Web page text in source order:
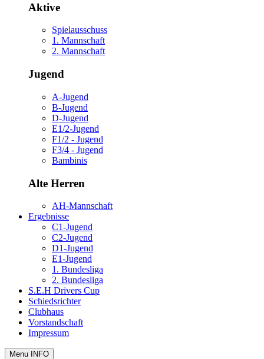
Aktive
Spielausschuss
1. Mannschaft
2. Mannschaft
Jugend
A-Jugend
B-Jugend
D-Jugend
E1/2-Jugend
F1/2 - Jugend
F3/4 - Jugend
Bambinis
Alte Herren
AH-Mannschaft
Ergebnisse
C1-Jugend
C2-Jugend
D1-Jugend
E1-Jugend
1. Bundesliga
2. Bundesliga
S.E.H Drivers Cup
Schiedsrichter
Clubhaus
Vorstandschaft
Impressum
Menu
INFO